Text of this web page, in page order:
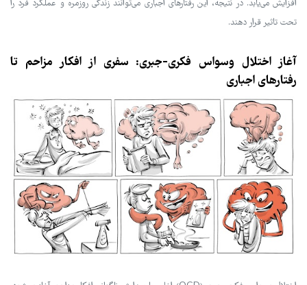
افزایش می‌یابد. در نتیجه، این رفتارهای اجباری می‌توانند زندگی روزمره و عملکرد فرد را
تحت تاثیر قرار دهند.
آغاز اختلال وسواس فکری-جبری: سفری از افکار مزاحم تا
رفتارهای اجباری